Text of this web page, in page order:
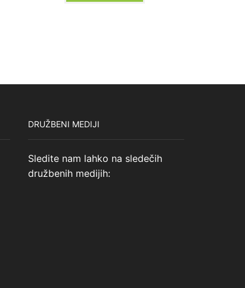
DRUŽBENI MEDIJI
Sledite nam lahko na sledečih
družbenih medijih: